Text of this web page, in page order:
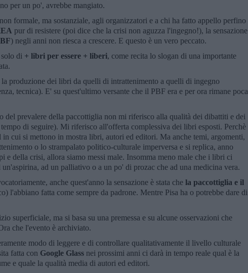
per un po', avrebbe mangiato.
formale, ma sostanziale, agli organizzatori e a chi ha fatto appello perfino
pur di resistere (poi dice che la crisi non aguzza l'ingegno!), la sensazione
) negli anni non riesca a crescere. E questo è un vero peccato.
di + libri per essere + liberi, come recita lo slogan di una importante
produzione dei libri da quelli di intrattenimento a quelli di ingegno
tecnica). E' su quest'ultimo versante che il PBF era e per ora rimane poca
del prevalere della paccottiglia non mi riferisco alla qualità dei dibattiti e dei
di seguire). Mi riferisco all'offerta complessiva dei libri esposti. Perchè
in cui si mettono in mostra libri, autori ed editori. Ma anche temi, argomenti,
o lo strampalato politico-culturale imperversa e si replica, anno
e della crisi, allora siamo messi male. Insomma meno male che i libri ci
ad un palliativo o a un po' di prozac che ad una medicina vera.
anche quest'anno la sensazione è stata che la paccottiglia e il
l'abbiano fatta come sempre da padrone. Mentre Pisa ha o potrebbe dare di
superficiale, ma si basa su una premessa e su alcune osservazioni che
che l'evento è archiviato.
modo di leggere e di controllare qualitativamente il livello culturale
fatta con Google Glass nei prossimi anni ci darà in tempo reale qual è la
e quale la qualità media di autori ed editori.